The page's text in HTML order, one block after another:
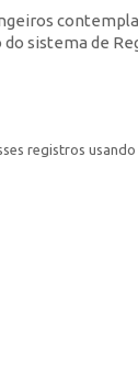
sistema de
registros usando